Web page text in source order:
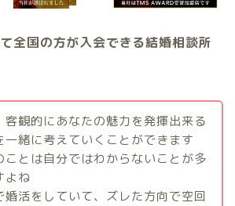
全国の方が入会できる結婚相談所
客観的にあなたの魅力を発揮出来る
一緒に考えていくことができます
ことは自分ではわからないことが多
よね
婚活をしていて、ズレた方向で空回